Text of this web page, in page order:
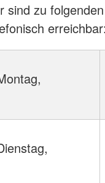
sind zu
erreichbar: